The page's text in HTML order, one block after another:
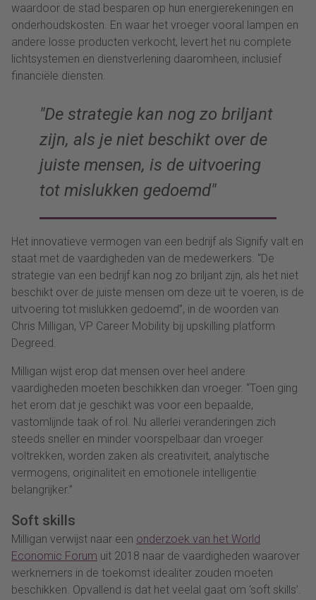
waardoor de stad besparen op hun energierekeningen en
onderhoudskosten. En waar het vroeger vooral lampen en
andere losse producten verkocht, levert het nu complete
lichtsystemen en dienstverlening daaromheen, inclusief
financiële diensten.
De strategie kan nog zo briljant
zijn, als je niet beschikt over de
juiste mensen, is de uitvoering
tot mislukken gedoemd
Het innovatieve vermogen van een bedrijf als Signify valt en
staat met de vaardigheden van de medewerkers. “De
strategie van een bedrijf kan nog zo briljant zijn, als het niet
beschikt over de juiste mensen om deze uit te voeren, is de
uitvoering tot mislukken gedoemd”, in de woorden van
Chris Milligan, VP Career Mobility bij upskilling platform
Degreed.
Milligan wijst erop dat mensen over heel andere
vaardigheden moeten beschikken dan vroeger. “Toen ging
het erom dat je geschikt was voor een bepaalde,
vastomlijnde taak of rol. Nu allerlei veranderingen zich
steeds sneller en minder voorspelbaar dan vroeger
voltrekken, worden zaken als creativiteit, analytische
vermogens, originaliteit en emotionele intelligentie
belangrijker.”
Soft skills
Milligan verwijst naar een onderzoek van het World
Economic Forum uit 2018 naar de vaardigheden waarover
werknemers in de toekomst idealiter zouden moeten
beschikken. Opvallend is dat het veelal gaat om ‘soft skills’.